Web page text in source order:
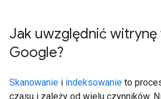
Jak uwzględnić witrynę
Google?
Skanowanie i indeksowanie to
czasu i zależy od wielu czynników.